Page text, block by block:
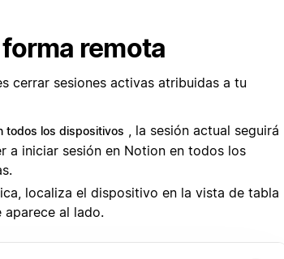
remota
cerrar sesiones activas atribuidas a tu
todos los dispositivos
, la sesión actual seguirá
a iniciar sesión en Notion en todos los
localiza el dispositivo en la vista de tabla
aparece al lado.